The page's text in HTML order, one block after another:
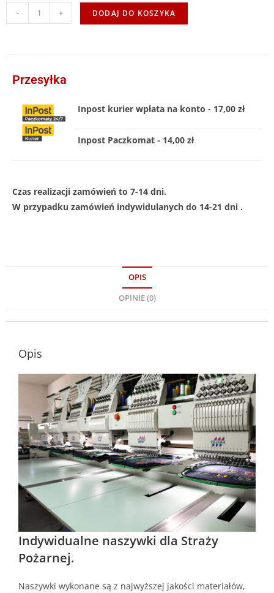
- + DODAJ DO KOSZYKA
Przesyłka
Inpost kurier wpłata na konto - 17,00 zł
Inpost Paczkomat - 14,00 zł
Czas realizacji zamówień to 7-14 dni.
W przypadku zamówień indywidulanych do 14-21 dni .
OPIS
OPINIE (0)
Opis
Indywidualne naszywki dla Straży
Pożarnej.
Naszywki wykonane są z najwyższej jakości materiałów,